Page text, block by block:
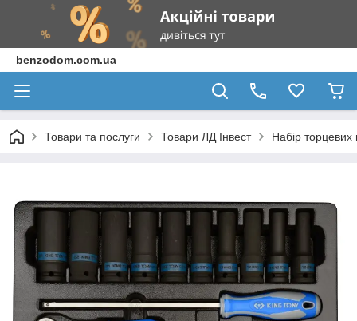
benzodom.com.ua
Товари та послуги Товари ЛД Інвест Набір торцевих